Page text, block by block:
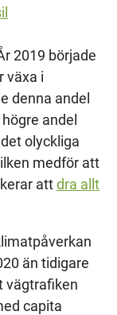
2019 började
växa i
denna andel
andel
olyckliga
medför att
attdra allt
än tidigare
vägtrafiken
capita